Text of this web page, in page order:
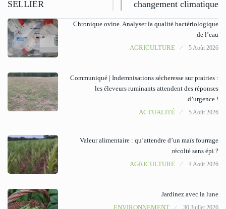
SELLIER
changement climatique
Chronique ovine. Analyser la qualité bactériologique
de l’eau
AGRICULTURE
5 Août 2026
Communiqué | Indemnisations sécheresse sur prairies :
les éleveurs ruminants attendent des réponses
d’urgence !
ACTUALITÉ
5 Août 2026
Valeur alimentaire : qu’attendre d’un maïs fourrage
récolté sans épi ?
AGRICULTURE
4 Août 2026
Jardinez avec la lune
ENVIRONNEMENT
30 Juillet 2026